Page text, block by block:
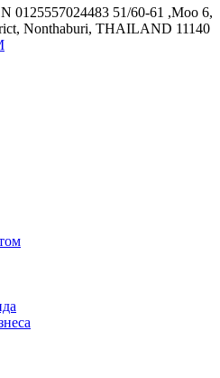
0125557024483 51/60-61 ,Moo 6,
Nonthaburi, THAILAND 11140